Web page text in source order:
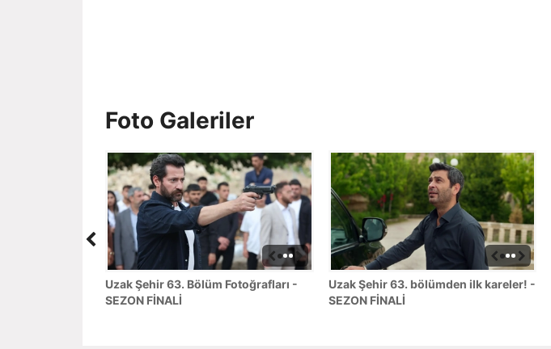
Foto Galeriler
Uzak Şehir 63. Bölüm Fotoğrafları -
SEZON FİNALİ
Uzak Şehir 63. bölümden ilk kareler! -
SEZON FİNALİ